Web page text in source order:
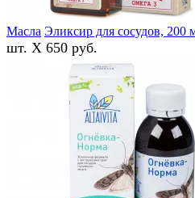
Масла Эликсир для сосудов,
шт. X 650 руб.